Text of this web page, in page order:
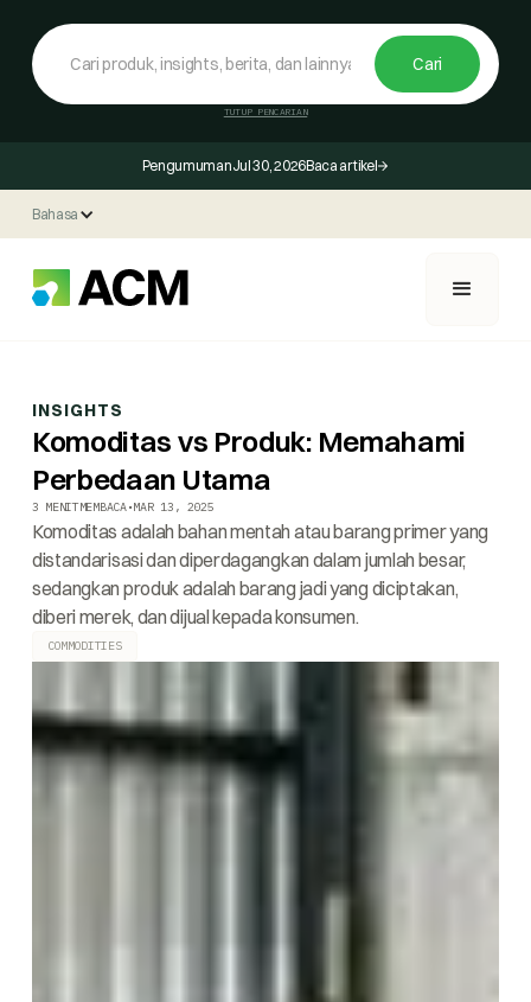
TUTUP PENCARIAN
PengumumanJul 30, 2026Baca artikel
Bahasa
INSIGHTS
Komoditas vs Produk: Memahami
Perbedaan Utama
3 MENITMEMBACA•MAR 13, 2025
Komoditas adalah bahan mentah atau barang primer yang
distandarisasi dan diperdagangkan dalam jumlah besar,
sedangkan produk adalah barang jadi yang diciptakan,
diberi merek, dan dijual kepada konsumen.
COMMODITIES